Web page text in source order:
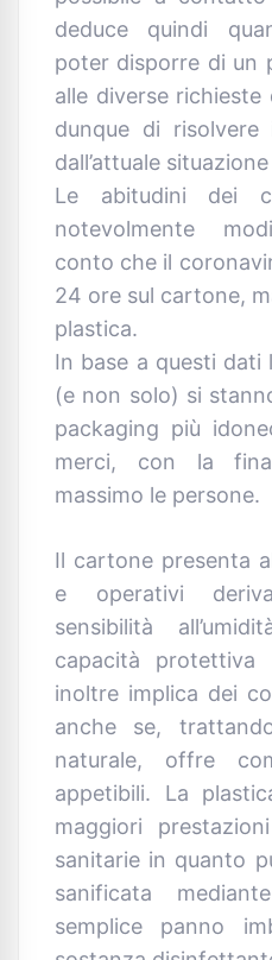
deduce quindi
poter disporre di un
alle diverse
dunque di
dall’attuale
Le abitudini dei
notevolmente
conto che il
24 ore sul cartone,
plastica.
In base a questi dati
(e non solo) si
packaging più
merci, con la
massimo le persone.
Il cartone presenta
e operativi
sensibilità
capacità
inoltre implica dei
anche se,
naturale, offre
appetibili. La
maggiori
sanitarie in quanto
sanificata
semplice panno